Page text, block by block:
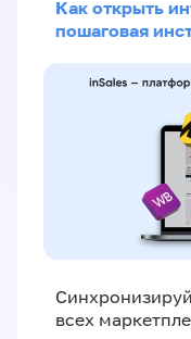
Как открыть
пошаговая
всех